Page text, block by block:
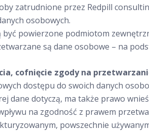
zatrudnione przez Redpill
osobowych.
powierzone podmiotom
są dane osobowe – na
cofnięcie zgody na
dostępu do swoich danych
dotyczą, ma także prawo
na zgodność z prawem
powszechnie